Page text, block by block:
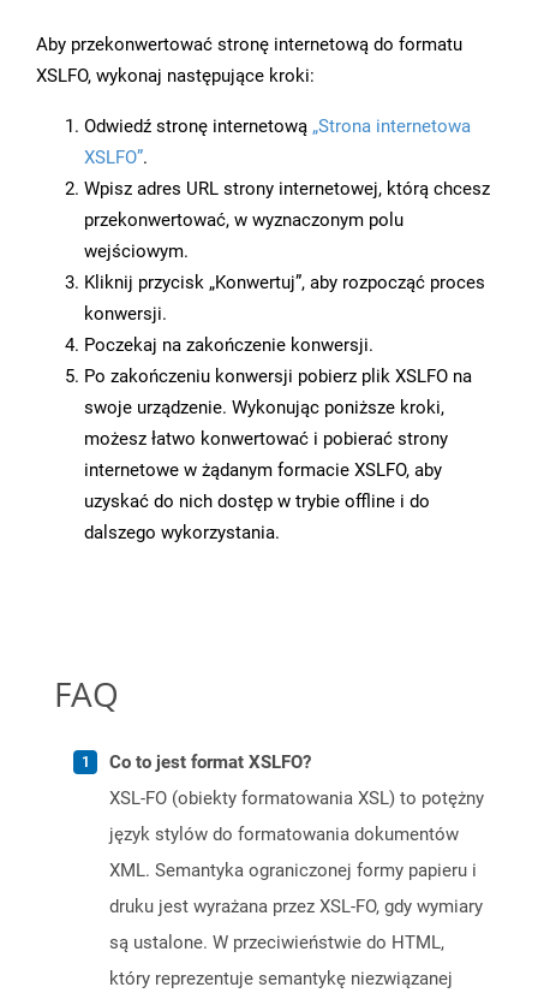
Aby przekonwertować stronę internetową do formatu
XSLFO, wykonaj następujące kroki:
Odwiedź stronę internetową „Strona internetowa
XSLFO”.
Wpisz adres URL strony internetowej, którą chcesz
przekonwertować, w wyznaczonym polu
wejściowym.
Kliknij przycisk „Konwertuj”, aby rozpocząć proces
konwersji.
Poczekaj na zakończenie konwersji.
Po zakończeniu konwersji pobierz plik XSLFO na
swoje urządzenie. Wykonując poniższe kroki,
możesz łatwo konwertować i pobierać strony
internetowe w żądanym formacie XSLFO, aby
uzyskać do nich dostęp w trybie offline i do
dalszego wykorzystania.
FAQ
Co to jest format XSLFO?
XSL-FO (obiekty formatowania XSL) to potężny
język stylów do formatowania dokumentów
XML. Semantyka ograniczonej formy papieru i
druku jest wyrażana przez XSL-FO, gdy wymiary
są ustalone. W przeciwieństwie do HTML,
który reprezentuje semantykę niezwiązanej